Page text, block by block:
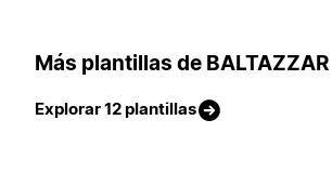
Más plantillas de BALTAZZAR
Explorar 12 plantillas